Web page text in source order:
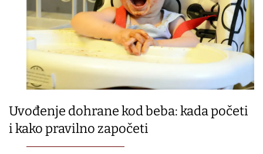
Uvođenje dohrane kod beba: kada početi
i kako pravilno započeti